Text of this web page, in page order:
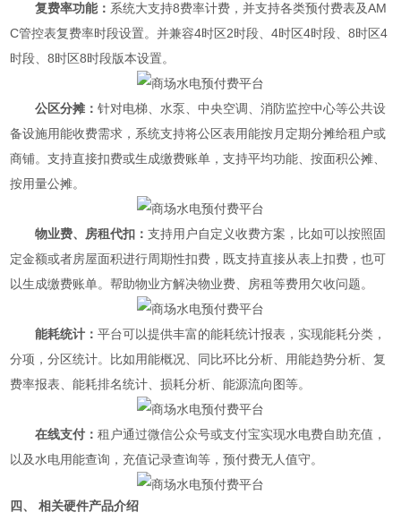
复费率功能： 系统大支持8费率计费，并支持各类预付费表及AM
C管控表复费率时段设置。并兼容4时区2时段、4时区4时段、8时区4
时段、8时区8时段版本设置。
公区分摊：针对电梯、水泵、中央空调、消防监控中心等公共设
备设施用能收费需求，系统支持将公区表用能按月定期分摊给租户或
商铺。支持直接扣费或生成缴费账单，支持平均功能、按面积公摊、
按用量公摊。
物业费、房租代扣：支持用户自定义收费方案，比如可以按照固
定金额或者房屋面积进行周期性扣费，既支持直接从表上扣费，也可
以生成缴费账单。帮助物业方解决物业费、房租等费用欠收问题。
能耗统计：平台可以提供丰富的能耗统计报表，实现能耗分类，
分项，分区统计。比如用能概况、同比环比分析、用能趋势分析、复
费率报表、能耗排名统计、损耗分析、能源流向图等。
在线支付：租户通过微信公众号或支付宝实现水电费自助充值，
以及水电用能查询，充值记录查询等，预付费无人值守。
四、 相关硬件产品介绍